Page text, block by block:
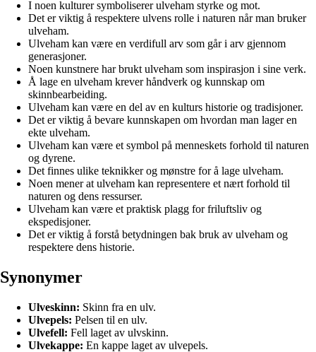
I noen kulturer symboliserer ulveham styrke og mot.
Det er viktig å respektere ulvens rolle i naturen når man bruker
ulveham.
Ulveham kan være en verdifull arv som går i arv gjennom
generasjoner.
Noen kunstnere har brukt ulveham som inspirasjon i sine verk.
Å lage en ulveham krever håndverk og kunnskap om
skinnbearbeiding.
Ulveham kan være en del av en kulturs historie og tradisjoner.
Det er viktig å bevare kunnskapen om hvordan man lager en
ekte ulveham.
Ulveham kan være et symbol på menneskets forhold til naturen
og dyrene.
Det finnes ulike teknikker og mønstre for å lage ulveham.
Noen mener at ulveham kan representere et nært forhold til
naturen og dens ressurser.
Ulveham kan være et praktisk plagg for friluftsliv og
ekspedisjoner.
Det er viktig å forstå betydningen bak bruk av ulveham og
respektere dens historie.
Synonymer
Ulveskinn: Skinn fra en ulv.
Ulvepels: Pelsen til en ulv.
Ulvefell: Fell laget av ulvskinn.
Ulvekappe: En kappe laget av ulvepels.